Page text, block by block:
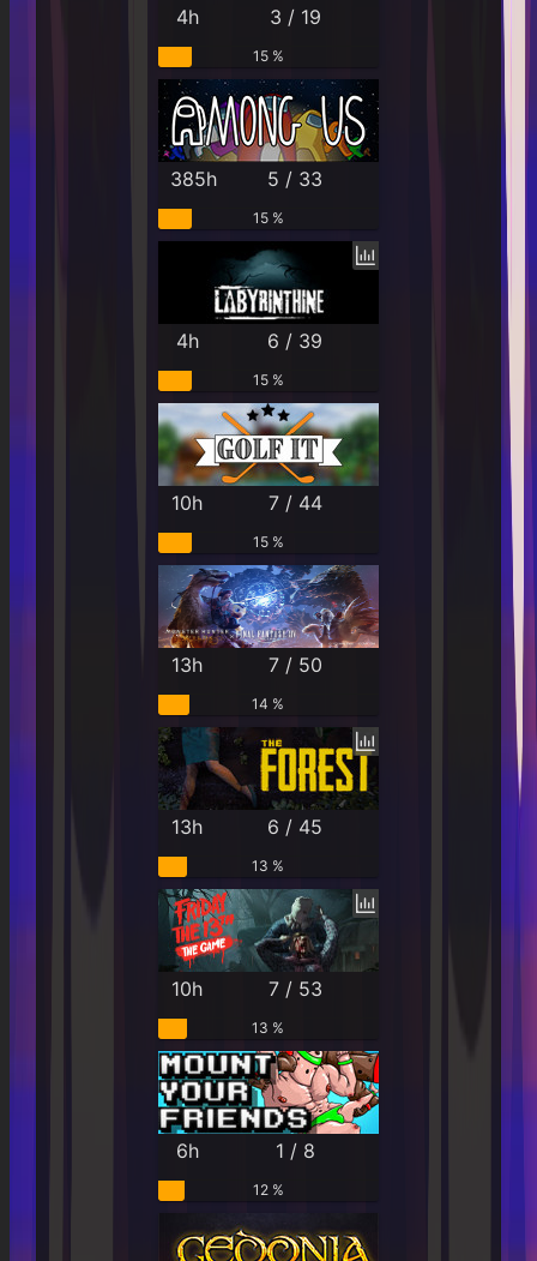
4h 3 / 19
15 %
385h 5 / 33
15 %
4h 6 / 39
15 %
10h 7 / 44
15 %
13h 7 / 50
14 %
13h 6 / 45
13 %
10h 7 / 53
13 %
6h 1 / 8
12 %